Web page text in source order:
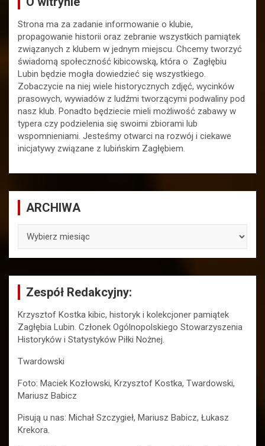
Strona ma za zadanie informowanie o klubie,
propagowanie historii oraz zebranie wszystkich pamiątek
związanych z klubem w jednym miejscu. Chcemy tworzyć
świadomą społeczność kibicowską, która o Zagłębiu
Lubin będzie mogła dowiedzieć się wszystkiego.
Zobaczycie na niej wiele historycznych zdjęć, wycinków
prasowych, wywiadów z ludźmi tworzącymi podwaliny pod
nasz klub. Ponadto będziecie mieli możliwość zabawy w
typera czy podzielenia się swoimi zbiorami lub
wspomnieniami. Jesteśmy otwarci na rozwój i ciekawe
inicjatywy związane z lubińskim Zagłębiem.
ARCHIWA
Zespół Redakcyjny:
Krzysztof Kostka kibic, historyk i kolekcjoner pamiątek
Zagłębia Lubin. Członek Ogólnopolskiego Stowarzyszenia
Historyków i Statystyków Piłki Nożnej.
Twardowski
Foto: Maciek Kozłowski, Krzysztof Kostka, Twardowski,
Mariusz Babicz
Pisują u nas: Michał Szczygieł, Mariusz Babicz, Łukasz
Krekora.